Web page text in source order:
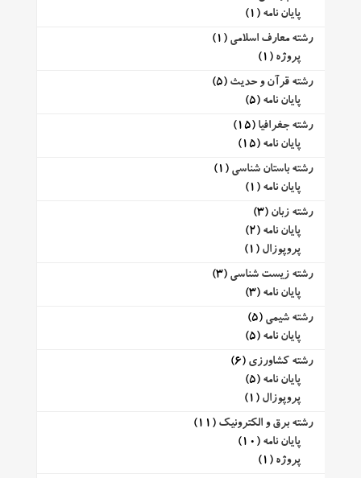
پایان نامه (1)
رشته معارف اسلامی (1)
پروژه (1)
رشته قرآن و حدیث (5)
پایان نامه (5)
رشته جغرافیا (15)
پایان نامه (15)
رشته باستان شناسی (1)
پایان نامه (1)
رشته زبان (3)
پایان نامه (2)
پروپوزال (1)
رشته زیست شناسی (3)
پایان نامه (3)
رشته شیمی (5)
پایان نامه (5)
رشته کشاورزی (6)
پایان نامه (5)
پروپوزال (1)
رشته برق و الکترونیک (11)
پایان نامه (10)
پروژه (1)